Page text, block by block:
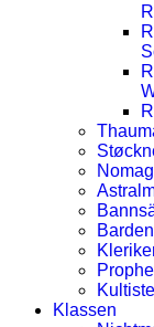
Barden
Klassen